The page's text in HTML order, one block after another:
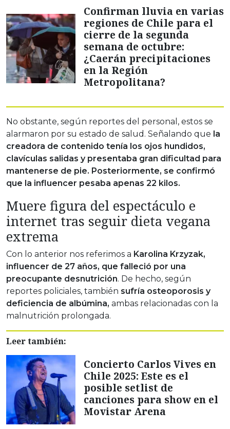
Confirman lluvia en varias
regiones de Chile para el
cierre de la segunda
semana de octubre:
¿Caerán precipitaciones
en la Región
Metropolitana?
No obstante, según reportes del personal, estos se
alarmaron por su estado de salud. Señalando que la
creadora de contenido tenía los ojos hundidos,
clavículas salidas y presentaba gran dificultad para
mantenerse de pie. Posteriormente, se confirmó
que la influencer pesaba apenas 22 kilos.
Muere figura del espectáculo e
internet tras seguir dieta vegana
extrema
Con lo anterior nos referimos a Karolina Krzyzak,
influencer de 27 años, que falleció por una
preocupante desnutrición. De hecho, según
reportes policiales, también sufría osteoporosis y
deficiencia de albúmina, ambas relacionadas con la
malnutrición prolongada.
Leer también:
Concierto Carlos Vives en
Chile 2025: Este es el
posible setlist de
canciones para show en el
Movistar Arena